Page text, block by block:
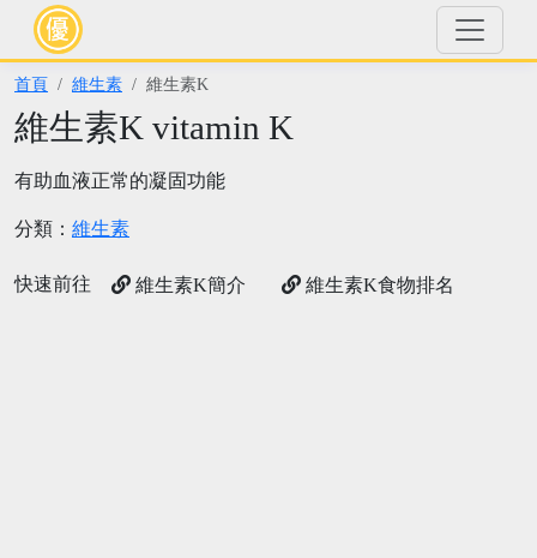
首頁 維生素 維生素K
維生素K vitamin K
有助血液正常的凝固功能
分類： 維生素
快速前往 維生素K簡介 維生素K食物排名